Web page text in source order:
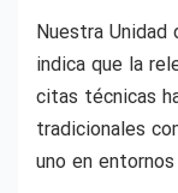
Nuestra Unidad
indica que la
citas técnicas
tradicionales
uno en